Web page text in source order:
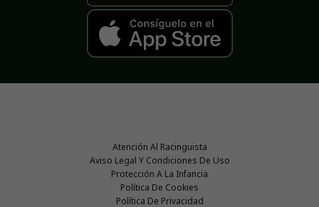
Atención Al Racinguista
Aviso Legal Y Condiciones De Uso
Protección A La Infancia
Política De Cookies
Política De Privacidad